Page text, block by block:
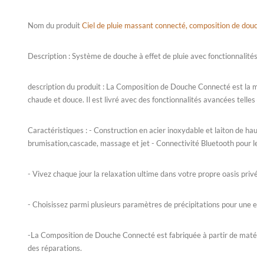
Nom du produitCiel de pluie massant connecté, composition de
Description : Système de douche à effet de pluie avec
description du produit : La Composition de Douche Connecté est la
chaude et douce. Il est livré avec des fonctionnalités avancées
Caractéristiques : - Construction en acier inoxydable et laiton de
brumisation,cascade, massage et jet - Connectivité Bluetooth
- Vivez chaque jour la relaxation ultime dans votre propre oasis
- Choisissez parmi plusieurs paramètres de précipitations pour une
-La Composition de Douche Connecté est fabriquée à partir de
des réparations.